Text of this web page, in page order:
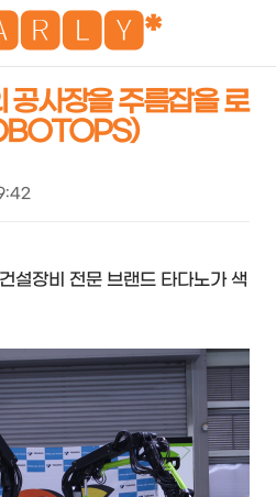
공사장을 주름잡을 로
설장비 전문 브랜드 타다노가 색